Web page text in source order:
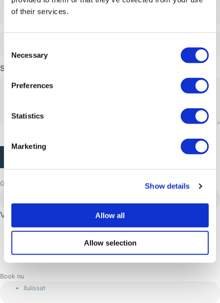
of their services.
Selection
Necessary
Preferences
Statistics
Marketing
Show details
Allow all
Allow selection
Voksne
Voksne
Spørgsmål eller kommentarer
Gennemse flere eventyr
Vandring i Sisimiut
340 KR.
Adrenalin: Moderat, høj spænding
Book nu
Ilulissat